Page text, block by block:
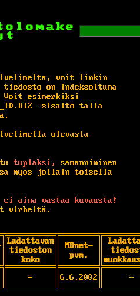
voit linkin
on indeksoituna
Voit esimerkiksi
-sisältö tällä
olevasta
tuplaksi,
samanniminen
myös jollain toisella
aina vastaa kuvausta!
virheitä.
Ladattavan
tiedoston
koko
MBnet-
pvm.
- 6.6.2002 -